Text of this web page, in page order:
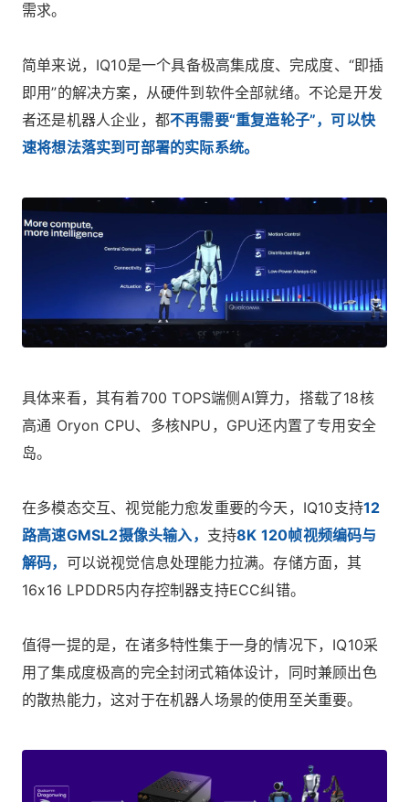
需求。
简单来说，IQ10是一个具备极高集成度、完成度、“即插
即用”的解决方案，从硬件到软件全部就绪。不论是开发
者还是机器人企业，都不再需要“重复造轮子”，可以快
速将想法落实到可部署的实际系统。
具体来看，其有着700 TOPS端侧AI算力，搭载了18核
高通 Oryon CPU、多核NPU，GPU还内置了专用安全
岛。
在多模态交互、视觉能力愈发重要的今天，IQ10支持12
路高速GMSL2摄像头输入， 支持8K 120帧视频编码与
解码， 可以说视觉信息处理能力拉满。存储方面，其
16x16 LPDDR5内存控制器支持ECC纠错。
值得一提的是，在诸多特性集于一身的情况下，IQ10采
用了集成度极高的完全封闭式箱体设计，同时兼顾出色
的散热能力，这对于在机器人场景的使用至关重要。